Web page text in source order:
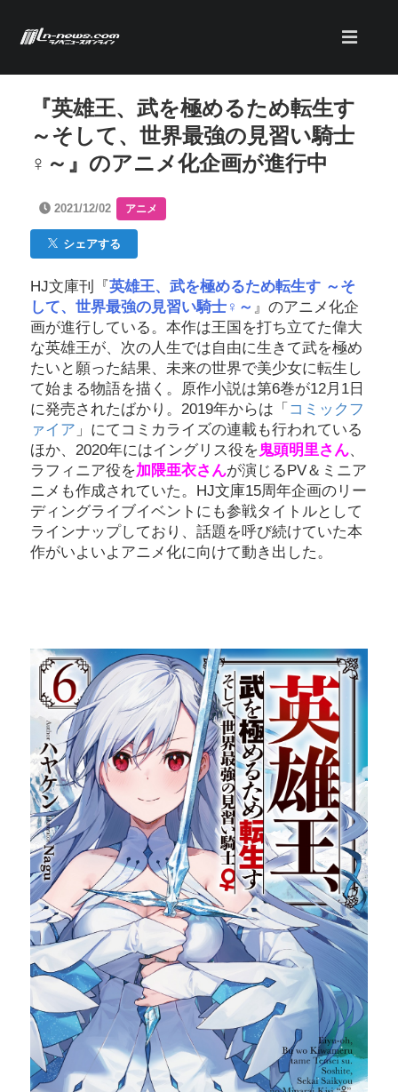
『英雄王、武を極めるため転生す
～そして、世界最強の見習い騎士
♀～』のアニメ化企画が進行中
2021/12/02 アニメ
シェアする
HJ文庫刊『 英雄王、武を極めるため転生す ～そ
して、世界最強の見習い騎士♀～ 』のアニメ化企
画が進行している。本作は王国を打ち立てた偉大
な英雄王が、次の人生では自由に生きて武を極め
たいと願った結果、未来の世界で美少女に転生し
て始まる物語を描く。原作小説は第6巻が12月1日
に発売されたばかり。2019年からは「 コミックフ
ァイア 」にてコミカライズの連載も行われている
ほか、2020年にはイングリス役を鬼頭明里さん、
ラフィニア役を加隈亜衣さんが演じるPV＆ミニア
ニメも作成されていた。HJ文庫15周年企画のリー
ディングライブイベントにも参戦タイトルとして
ラインナップしており、話題を呼び続けていた本
作がいよいよアニメ化に向けて動き出した。